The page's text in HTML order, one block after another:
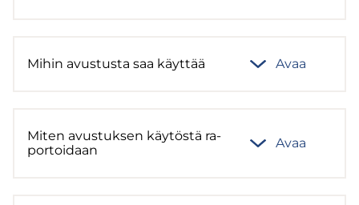
Mihin avus­tus­ta saa käyt­tää Avaa
Miten avus­tuk­sen käy­tös­tä ra­
por­toi­daan
Avaa